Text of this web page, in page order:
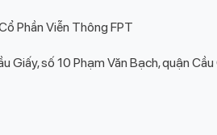
Phần Viễn Thông FPT
Giấy, số 10 Phạm Văn Bạch, quận Cầu